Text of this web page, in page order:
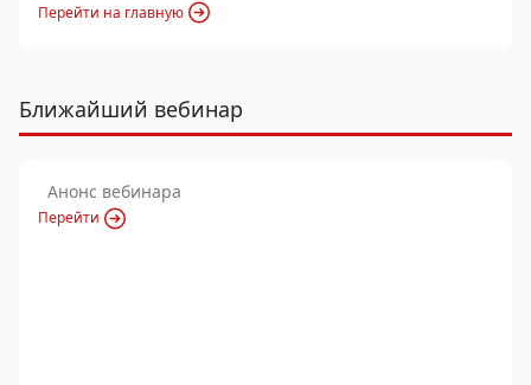
Перейти на главную
Ближайший вебинар
Анонс вебинара
Перейти